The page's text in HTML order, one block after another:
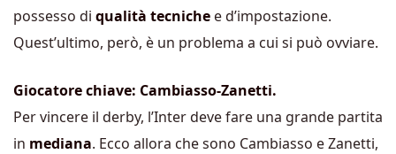
possesso di qualità tecniche e d’impostazione.
Quest’ultimo, però, è un problema a cui si può ovviare.
Giocatore chiave: Cambiasso-Zanetti.
Per vincere il derby, l’Inter deve fare una grande partita
in mediana. Ecco allora che sono Cambiasso e Zanetti,